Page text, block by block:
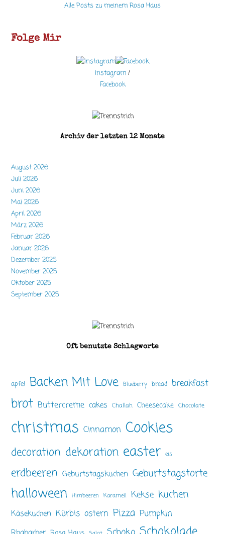
Alle Posts zu meinem Rosa Haus
Folge Mir
Instagram /
Facebook
Archiv der letzten 12 Monate
August 2026
Juli 2026
Juni 2026
Mai 2026
April 2026
März 2026
Februar 2026
Januar 2026
Dezember 2025
November 2025
Oktober 2025
September 2025
Oft benutzte Schlagworte
apfel Backen Mit Love Blueberry bread breakfast
brot Buttercreme cakes Challah Cheesecake Chocolate
christmas Cinnamon Cookies
decoration dekoration easter eis
erdbeeren Geburtstagskuchen Geburtstagstorte
halloween Himbeeren Karamell Kekse kuchen
Käsekuchen Kürbis ostern Pizza Pumpkin